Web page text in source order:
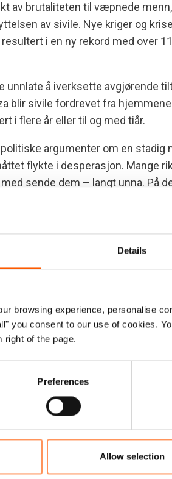
Details
browsing experience, personalise
you consent to our use of cookies.
right of the page.
Preferences
Allow selection
av brutaliteten til væpnede
av sivile. Nye kriger og
i en ny rekord med over
unnlate å iverksette avgjørende
blir sivile fordrevet fra
i flere år eller til og med tiår.
argumenter om en stadig
flykte i desperasjon. Mange
sende dem – langt unna. På
mennesker forblir fanget i
seg i naboland. En håndfull
som Iran, Libanon, Tyrkia og
Samtidig gjør andre rikere land
solidaritet og
til både det humanitære- og
sentrale Sahel-regionen –
for å gi sivile den beskyttelsen de
av de menneskelige lidelsene
deler av verden fortsetter å